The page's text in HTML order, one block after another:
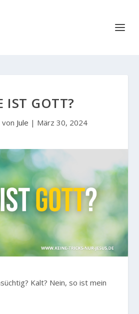
IST GOTT?
Jule | März 30, 2024
Kalt? Nein, so ist mein